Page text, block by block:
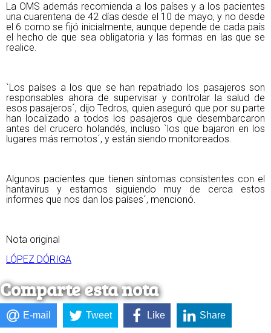
La OMS además recomienda a los países y a los pacientes
una cuarentena de 42 días desde el 10 de mayo, y no desde
el 6 como se fijó inicialmente, aunque depende de cada país
el hecho de que sea obligatoria y las formas en las que se
realice.
`Los países a los que se han repatriado los pasajeros son
responsables ahora de supervisar y controlar la salud de
esos pasajeros´, dijo Tedros, quien aseguró que por su parte
han localizado a todos los pasajeros que desembarcaron
antes del crucero holandés, incluso `los que bajaron en los
lugares más remotos´, y están siendo monitoreados.
Algunos pacientes que tienen síntomas consistentes con el
hantavirus y estamos siguiendo muy de cerca estos
informes que nos dan los países´, mencionó.
Nota original
LÓPEZ DÓRIGA
Comparte esta nota
E-mail Tweet Like Share